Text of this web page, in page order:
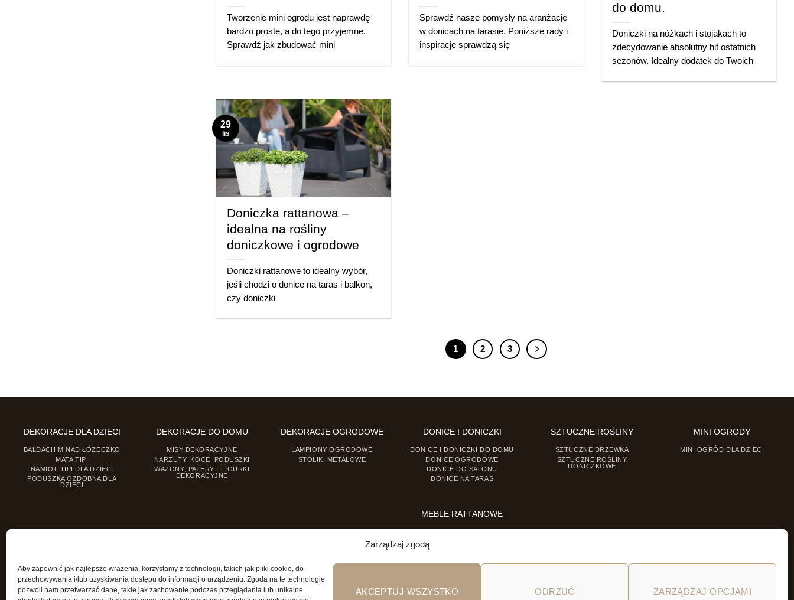
Zarządzaj zgodą
Aby zapewnić jak najlepsze wrażenia, korzystamy z technologii, takich jak pliki cookie, do
przechowywania i/lub uzyskiwania dostępu do informacji o urządzeniu. Zgoda na te technologie
pozwoli nam przetwarzać dane, takie jak zachowanie podczas przeglądania lub unikalne
AKCEPTUJ WSZYSTKO ODRZUĆ ZARZĄDZAJ OPCJAMI
Tworzenie mini ogrodu jest naprawdę
bardzo proste, a do tego przyjemne.
Sprawdź jak zbudować mini
Sprawdź nasze pomysły na aranżacje
w donicach na tarasie. Poniższe rady i
inspiracje sprawdzą się
do domu.
Doniczki na nóżkach i stojakach to
zdecydowanie absolutny hit ostatnich
sezonów. Idealny dodatek do Twoich
Doniczka rattanowa –
idealna na rośliny
doniczkowe i ogrodowe
Doniczki rattanowe to idealny wybór,
jeśli chodzi o donice na taras i balkon,
czy doniczki
29
lis
1 2 3
DEKORACJE DLA DZIECI
BALDACHIM NAD ŁÓŻECZKO
MATA TIPI
NAMIOT TIPI DLA DZIECI
PODUSZKA OZDOBNA DLA
DZIECI
DEKORACJE DO DOMU
MISY DEKORACYJNE
NARZUTY, KOCE, PODUSZKI
WAZONY, PATERY I FIGURKI
DEKORACYJNE
DEKORACJE OGRODOWE
LAMPIONY OGRODOWE
STOLIKI METALOWE
DONICE I DONICZKI
DONICE I DONICZKI DO DOMU
DONICE OGRODOWE
DONICE DO SALONU
DONICE NA TARAS
MEBLE RATTANOWE
KRZESŁA RATTANOWE
SZTUCZNE ROŚLINY
SZTUCZNE DRZEWKA
SZTUCZNE ROŚLINY
DONICZKOWE
MINI OGRODY
MINI OGRÓD DLA DZIECI